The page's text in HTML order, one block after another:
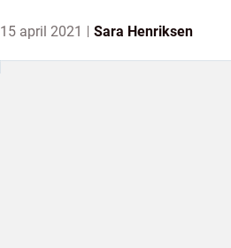
15 april 2021 Sara Henriksen